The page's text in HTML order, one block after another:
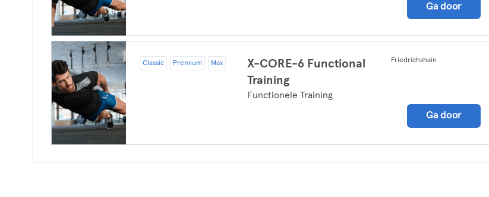
Ga door
Classic Premium Max
X-CORE-6 Functional
Training
Functionele Training
Friedrichshain
Ga door